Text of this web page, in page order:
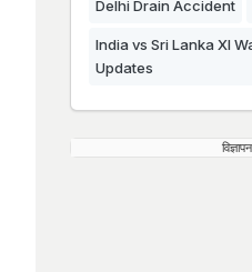
Delhi Drain Accident
India vs Sri Lanka XI
Updates
विज्ञापन